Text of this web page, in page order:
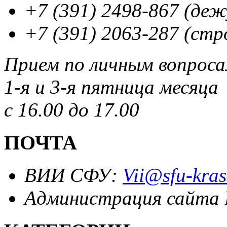
+7 (391) 2498-867
+7 (391) 2063-287
Прием по личным
1-я и 3-я пятница месяца
с 16.00 до 17.00
ПОЧТА
ВИИ СФУ: Vii@sfu-
Администрация